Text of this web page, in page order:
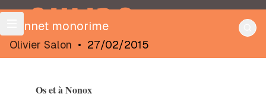
OULIPO
Sonnet monorime
Olivier Salon • 27/02/2015
Os et à Nonox